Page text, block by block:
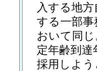
入する地
する一部
おいて同じ
定年齢到
採用しよ